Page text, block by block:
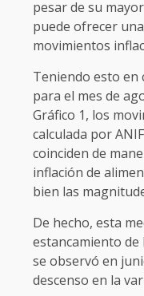
pesar de su
puede ofrecer
movimientos
Teniendo esto en
para el mes de
Gráfico 1, los
calculada por
coinciden de
inflación de
bien las
De hecho, esta
estancamiento de
se observó en
descenso en la